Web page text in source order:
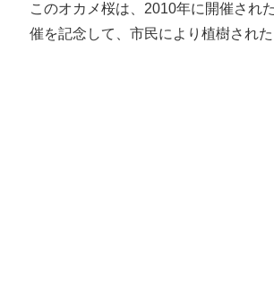
このオカメ桜は、2010年に開催され
催を記念して、市民により植樹された